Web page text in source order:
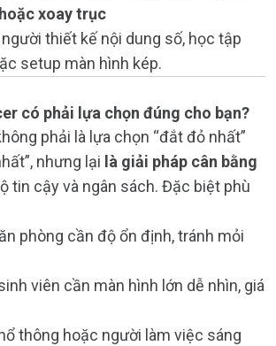
xoay trục
thiết kế nội dung số, học tập
setup màn hình kép.
có phải lựa chọn đúng cho bạn?
phải là lựa chọn “đắt đỏ nhất”
nhưng lại là giải pháp cân bằng
tin cậy và ngân sách. Đặc biệt phù
phòng cần độ ổn định, tránh mỏi
viên cần màn hình lớn dễ nhìn, giá
thông hoặc người làm việc sáng